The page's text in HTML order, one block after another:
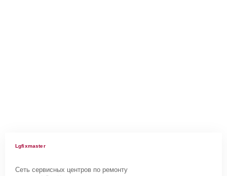
Lgfixmaster
Сеть сервисных центров по ремонту